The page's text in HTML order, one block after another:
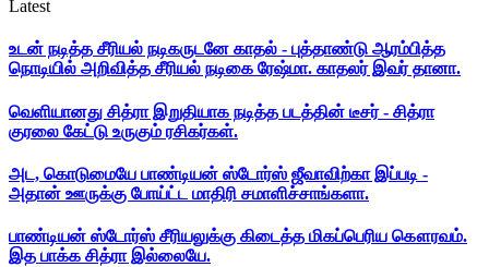
Latest
உடன் நடித்த சீரியல் நடிகருடனே காதல் - புத்தாண்டு ஆரம்பித்த
நொடியில் அறிவித்த சீரியல் நடிகை ரேஷ்மா. காதலர் இவர் தானா.
வெளியானது சித்ரா இறுதியாக நடித்த படத்தின் டீசர் - சித்ரா
குரலை கேட்டு உருகும் ரசிகர்கள்.
அட, கொடுமையே பாண்டியன் ஸ்டோர்ஸ் ஜீவாவிற்கா இப்படி -
அதான் ஊருக்கு போய்ட்ட மாதிரி சமாளிச்சாங்களா.
பாண்டியன் ஸ்டோர்ஸ் சீரியலுக்கு கிடைத்த மிகப்பெரிய கௌரவம்.
இத பாக்க சித்ரா இல்லையே.